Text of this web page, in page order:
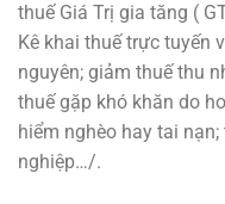
thuế Giá Trị gia tăng (
Kê khai thuế trực tuyến
nguyên; giảm thuế thu
thuế gặp khó khăn do
hiểm nghèo hay tai
nghiệp…/.